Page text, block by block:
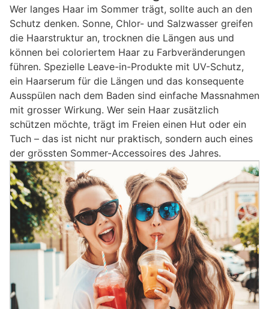
Wer langes Haar im Sommer trägt, sollte auch an den
Schutz denken. Sonne, Chlor- und Salzwasser greifen
die Haarstruktur an, trocknen die Längen aus und
können bei coloriertem Haar zu Farbveränderungen
führen. Spezielle Leave-in-Produkte mit UV-Schutz,
ein Haarserum für die Längen und das konsequente
Ausspülen nach dem Baden sind einfache Massnahmen
mit grosser Wirkung. Wer sein Haar zusätzlich
schützen möchte, trägt im Freien einen Hut oder ein
Tuch – das ist nicht nur praktisch, sondern auch eines
der grössten Sommer-Accessoires des Jahres.